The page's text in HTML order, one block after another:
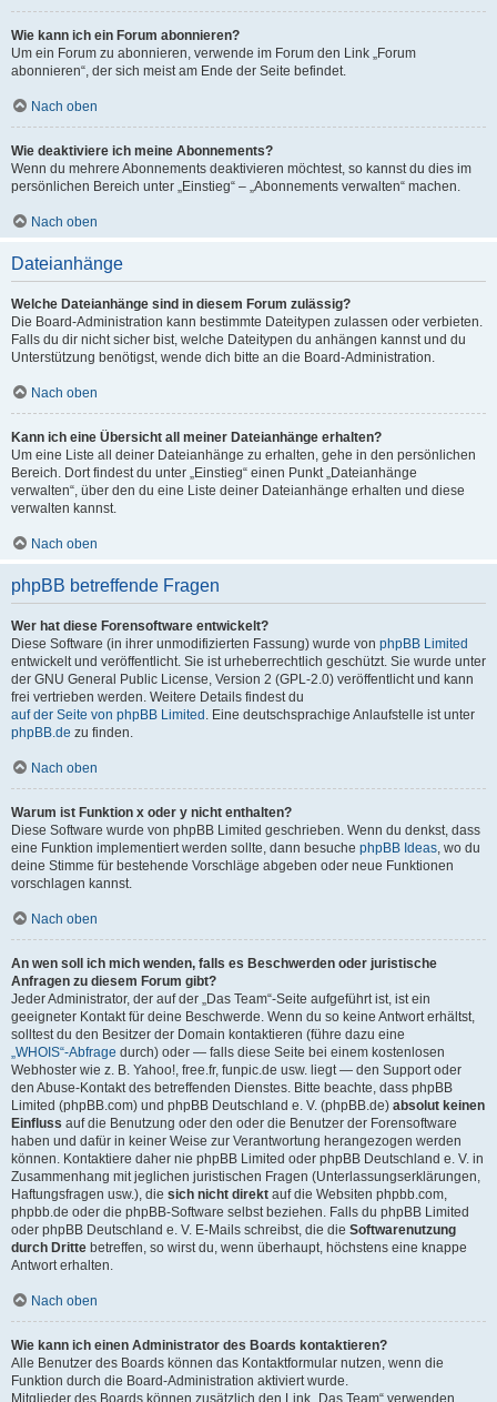
Wie kann ich ein Forum abonnieren?
Um ein Forum zu abonnieren, verwende im Forum den Link „Forum
abonnieren“, der sich meist am Ende der Seite befindet.
Nach oben
Wie deaktiviere ich meine Abonnements?
Wenn du mehrere Abonnements deaktivieren möchtest, so kannst du dies im
persönlichen Bereich unter „Einstieg“ – „Abonnements verwalten“ machen.
Nach oben
Dateianhänge
Welche Dateianhänge sind in diesem Forum zulässig?
Die Board-Administration kann bestimmte Dateitypen zulassen oder verbieten.
Falls du dir nicht sicher bist, welche Dateitypen du anhängen kannst und du
Unterstützung benötigst, wende dich bitte an die Board-Administration.
Nach oben
Kann ich eine Übersicht all meiner Dateianhänge erhalten?
Um eine Liste all deiner Dateianhänge zu erhalten, gehe in den persönlichen
Bereich. Dort findest du unter „Einstieg“ einen Punkt „Dateianhänge
verwalten“, über den du eine Liste deiner Dateianhänge erhalten und diese
verwalten kannst.
Nach oben
phpBB betreffende Fragen
Wer hat diese Forensoftware entwickelt?
Diese Software (in ihrer unmodifizierten Fassung) wurde von phpBB Limited
entwickelt und veröffentlicht. Sie ist urheberrechtlich geschützt. Sie wurde unter
der GNU General Public License, Version 2 (GPL-2.0) veröffentlicht und kann
frei vertrieben werden. Weitere Details findest du
auf der Seite von phpBB Limited . Eine deutschsprachige Anlaufstelle ist unter
phpBB.de zu finden.
Nach oben
Warum ist Funktion x oder y nicht enthalten?
Diese Software wurde von phpBB Limited geschrieben. Wenn du denkst, dass
eine Funktion implementiert werden sollte, dann besuche phpBB Ideas, wo du
deine Stimme für bestehende Vorschläge abgeben oder neue Funktionen
vorschlagen kannst.
Nach oben
An wen soll ich mich wenden, falls es Beschwerden oder juristische
Anfragen zu diesem Forum gibt?
Jeder Administrator, der auf der „Das Team“-Seite aufgeführt ist, ist ein
geeigneter Kontakt für deine Beschwerde. Wenn du so keine Antwort erhältst,
solltest du den Besitzer der Domain kontaktieren (führe dazu eine
„WHOIS“-Abfrage durch) oder — falls diese Seite bei einem kostenlosen
Webhoster wie z. B. Yahoo!, free.fr, funpic.de usw. liegt — den Support oder
den Abuse-Kontakt des betreffenden Dienstes. Bitte beachte, dass phpBB
Limited (phpBB.com) und phpBB Deutschland e. V. (phpBB.de) absolut keinen
Einfluss auf die Benutzung oder den oder die Benutzer der Forensoftware
haben und dafür in keiner Weise zur Verantwortung herangezogen werden
können. Kontaktiere daher nie phpBB Limited oder phpBB Deutschland e. V. in
Zusammenhang mit jeglichen juristischen Fragen (Unterlassungserklärungen,
Haftungsfragen usw.), die sich nicht direkt auf die Websiten phpbb.com,
phpbb.de oder die phpBB-Software selbst beziehen. Falls du phpBB Limited
oder phpBB Deutschland e. V. E-Mails schreibst, die die Softwarenutzung
durch Dritte betreffen, so wirst du, wenn überhaupt, höchstens eine knappe
Antwort erhalten.
Nach oben
Wie kann ich einen Administrator des Boards kontaktieren?
Alle Benutzer des Boards können das Kontaktformular nutzen, wenn die
Funktion durch die Board-Administration aktiviert wurde.
Mitglieder des Boards können zusätzlich den Link „Das Team“ verwenden.